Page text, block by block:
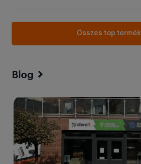
Összes top termék
Blog